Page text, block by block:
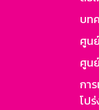
บท
ศูน
ศูน
กา
โปร่